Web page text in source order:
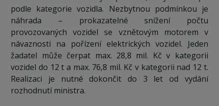
podle kategorie vozidla. Nezbytnou podmínkou je
náhrada – prokazatelné snížení počtu
provozovaných vozidel se vznětovým motorem v
návaznosti na pořízení elektrických vozidel. Jeden
žadatel může čerpat max. 28,8 mil. Kč v kategorii
vozidel do 12 t a max. 76,8 mil. Kč v kategorii nad 12 t.
Realizaci je nutné dokončit do 3 let od vydání
rozhodnutí ministra.